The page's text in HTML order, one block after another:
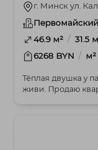
г. Минск ул.
46.9 м² / 31.5
6268 BYN / м²
Тёплая двушка у
живи. Продаю